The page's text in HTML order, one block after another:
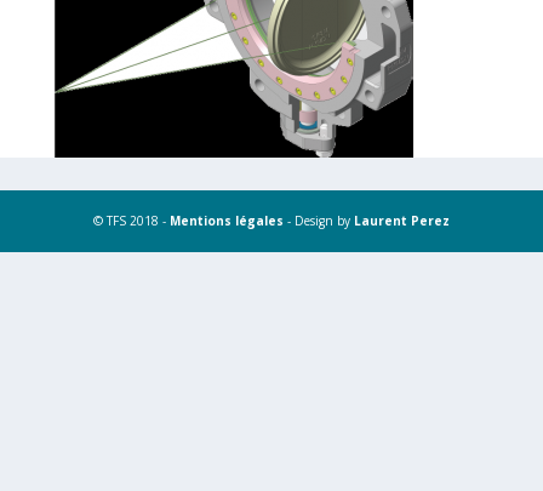
© TFS 2018 - Mentions légales - Design by Laurent Perez